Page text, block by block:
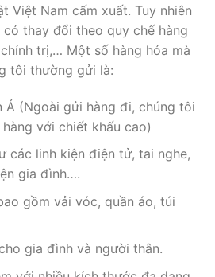
Việt Nam cấm xuất. Tuy nhiên
thay đổi theo quy chế hàng
trị,… Một số hàng hóa mà
tôi thường gửi là:
Á (Ngoài gửi hàng đi, chúng tôi
với chiết khấu cao)
các linh kiện điện tử, tai nghe,
gia đình….
gồm vải vóc, quần áo, túi
gia đình và người thân.